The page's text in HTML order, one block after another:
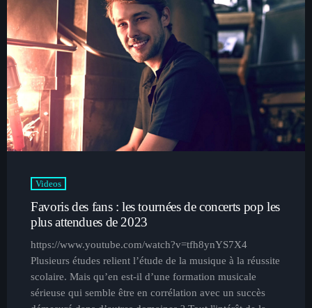
Videos
Favoris des fans : les tournées de concerts pop les
plus attendues de 2023
https://www.youtube.com/watch?v=tfh8ynYS7X4
Plusieurs études relient l’étude de la musique à la réussite
scolaire. Mais qu’en est-il d’une formation musicale
sérieuse qui semble être en corrélation avec un succès